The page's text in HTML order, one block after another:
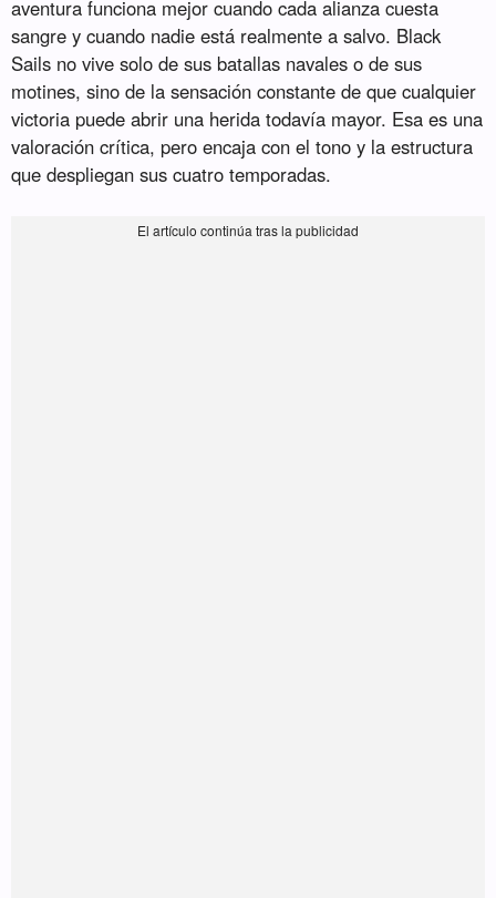
aventura funciona mejor cuando cada alianza cuesta
sangre y cuando nadie está realmente a salvo. Black
Sails no vive solo de sus batallas navales o de sus
motines, sino de la sensación constante de que cualquier
victoria puede abrir una herida todavía mayor. Esa es una
valoración crítica, pero encaja con el tono y la estructura
que despliegan sus cuatro temporadas.